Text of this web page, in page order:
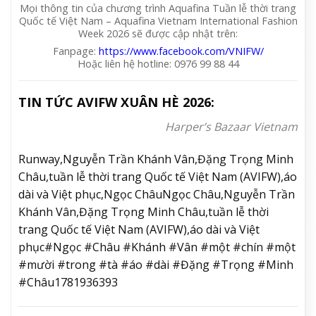
Mọi thông tin của chương trình Aquafina Tuần lễ thời trang
Quốc tế Việt Nam – Aquafina Vietnam International Fashion
Week 2026 sẽ được cập nhật trên:
Fanpage: https://www.facebook.com/VNIFW/
Hoặc liên hệ hotline: 0976 99 88 44
TIN TỨC AVIFW XUÂN HÈ 2026:
Harper’s Bazaar Vietnam
Runway,Nguyễn Trần Khánh Vân,Đặng Trọng Minh
Châu,tuần lễ thời trang Quốc tế Việt Nam (AVIFW),áo
dài và Việt phục,Ngọc ChâuNgọc Châu,Nguyễn Trần
Khánh Vân,Đặng Trọng Minh Châu,tuần lễ thời
trang Quốc tế Việt Nam (AVIFW),áo dài và Việt
phục#Ngọc #Châu #Khánh #Vân #một #chín #một
#mười #trong #tà #áo #dài #Đặng #Trọng #Minh
#Châu1781936393